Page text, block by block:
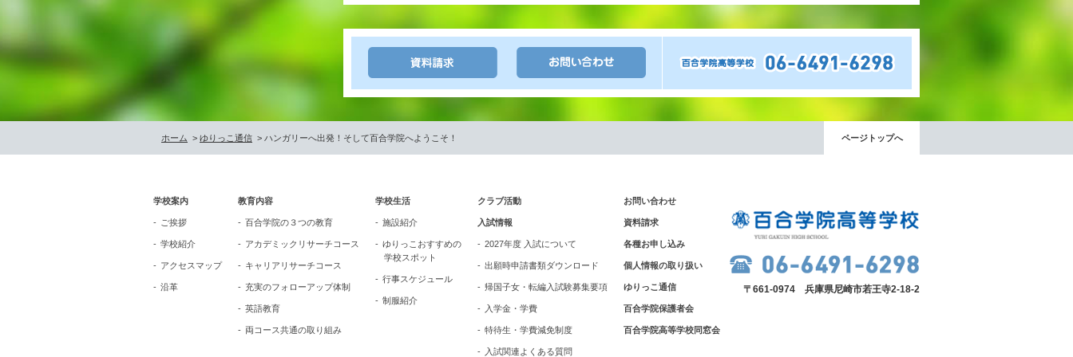
ホーム > ゆりっこ通信 > ハンガリーへ出発！そして百合学院へようこそ！ ページトップへ
学校案内
ご挨拶
学校紹介
アクセスマップ
沿革
教育内容
百合学院の３つの教育
アカデミックリサーチコース
キャリアリサーチコース
充実のフォローアップ体制
英語教育
両コース共通の取り組み
学校生活
施設紹介
ゆりっこおすすめの
学校スポット
行事スケジュール
制服紹介
クラブ活動
入試情報
2027年度 入試について
出願時申請書類ダウンロード
帰国子女・転編入試験募集要項
入学金・学費
特待生・学費減免制度
入試関連よくある質問
お問い合わせ
資料請求
各種お申し込み
個人情報の取り扱い
ゆりっこ通信
百合学院保護者会
百合学院高等学校同窓会
〒661-0974 兵庫県尼崎市若王寺2-18-2